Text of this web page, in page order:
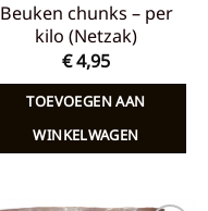
Beuken chunks – per
kilo (Netzak)
€4,95
TOEVOEGEN AAN
WINKELWAGEN